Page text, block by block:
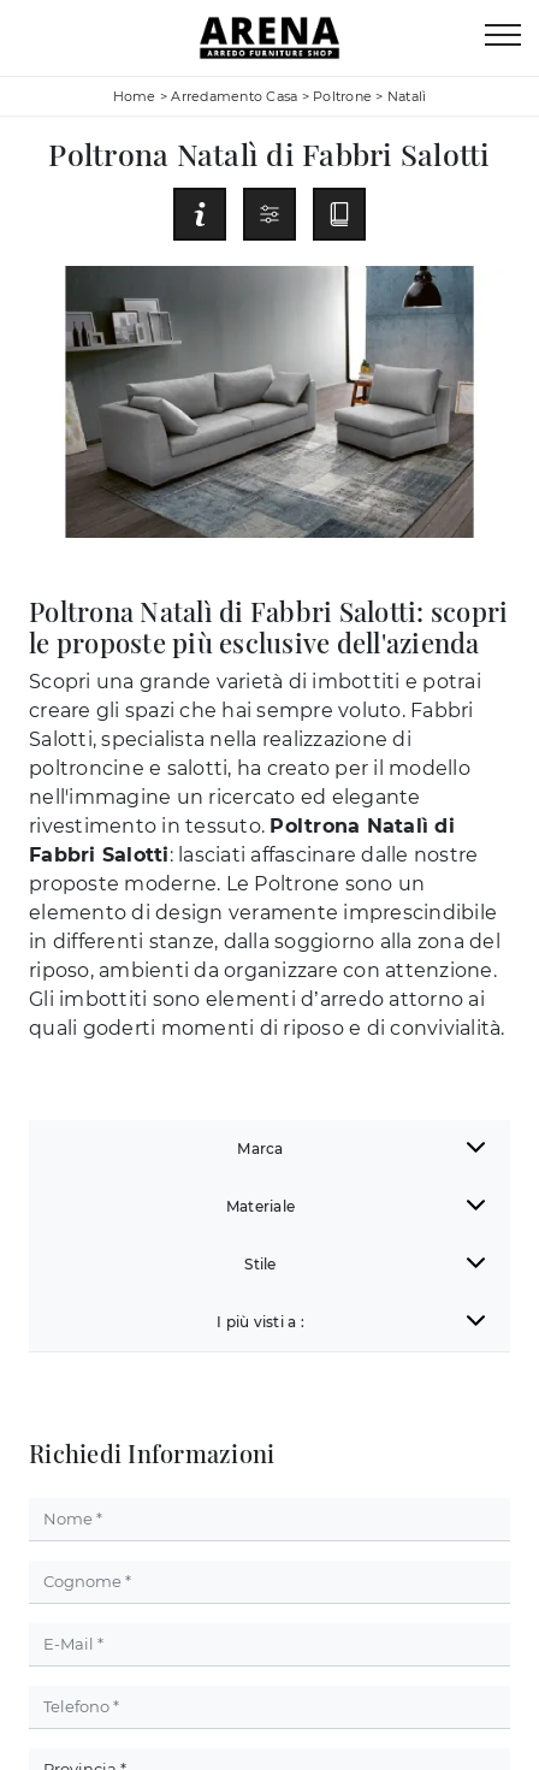
Home >Arredamento Casa > Poltrone > Natalì
Poltrona Natalì di Fabbri Salotti
Poltrona Natalì di Fabbri Salotti: scopri
le proposte più esclusive dell'azienda
Scopri una grande varietà di imbottiti e potrai
creare gli spazi che hai sempre voluto. Fabbri
Salotti, specialista nella realizzazione di
poltroncine e salotti, ha creato per il modello
nell'immagine un ricercato ed elegante
rivestimento in tessuto. Poltrona Natalì di
Fabbri Salotti: lasciati affascinare dalle nostre
proposte moderne. Le Poltrone sono un
elemento di design veramente imprescindibile
in differenti stanze, dalla soggiorno alla zona del
riposo, ambienti da organizzare con attenzione.
Gli imbottiti sono elementi d’arredo attorno ai
quali goderti momenti di riposo e di convivialità.
Marca
Materiale
Stile
I più visti a :
Richiedi Informazioni